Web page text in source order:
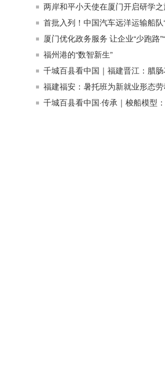
两岸和平小天使在厦门开启研学
首批入列！中国汽车远洋运输船队
厦门优化政务服务 让企业“少跑路
福州港的“数智新生”
千城百县看中国｜福建晋江：腊
福建福安：暑托班为新就业形态
千城百县看中国·传承｜梭船模型